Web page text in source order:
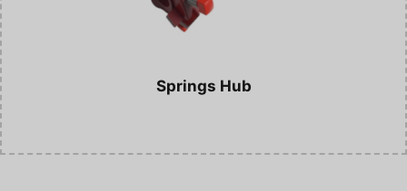
Springs Hub